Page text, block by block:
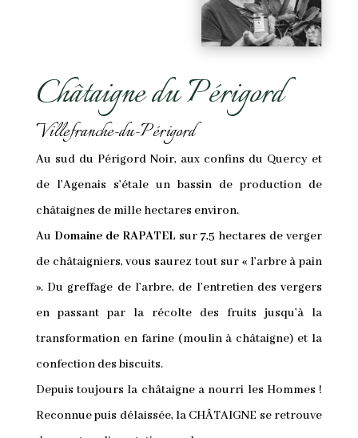
Châtaigne du Périgord
Villefranche-du-Périgord
Au sud du Périgord Noir, aux confins du Quercy et
de l’Agenais s’étale un bassin de production de
châtaignes de mille hectares environ.
Au Domaine de RAPATEL sur 7,5 hectares de verger
de châtaigniers, vous saurez tout sur « l’arbre à pain
». Du greffage de l’arbre, de l’entretien des vergers
en passant par la récolte des fruits jusqu’à la
transformation en farine (moulin à châtaigne) et la
confection des biscuits.
Depuis toujours la châtaigne a nourri les Hommes !
Reconnue puis délaissée, la CHÂTAIGNE se retrouve